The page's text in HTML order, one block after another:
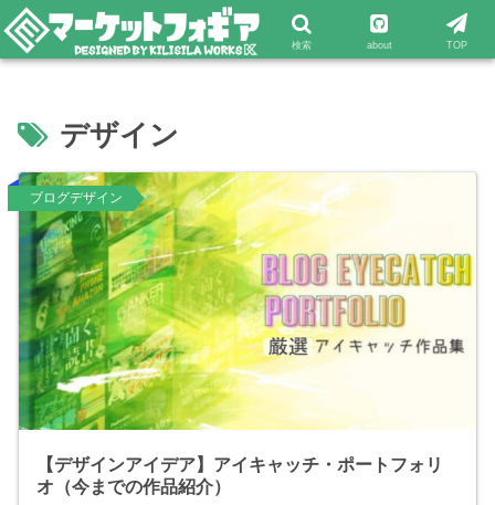
デザイン
ブログデザイン
【デザインアイデア】アイキャッチ・ポートフォリ
オ（今までの作品紹介）
検索 about TOP